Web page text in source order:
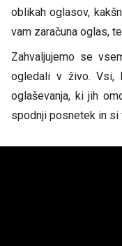
oblikah oglasov,
vam zaračuna oglas,
Zahvaljujemo se
ogledali v živo. Vsi,
oglaševanja, ki jih
spodnji posnetek in si